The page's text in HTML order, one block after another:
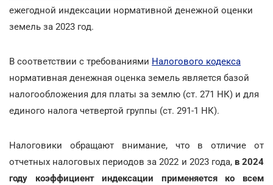
ежегодной индексации нормативной денежной оценки
земель за 2023 год.
В соответствии с требованиями Налогового кодекса
нормативная денежная оценка земель является базой
налогообложения для платы за землю (ст. 271 НК) и для
единого налога четвертой группы (ст. 291-1 НК).
Налоговики обращают внимание, что в отличие от
отчетных налоговых периодов за 2022 и 2023 года, в 2024
году коэффициент индексации применяется ко всем